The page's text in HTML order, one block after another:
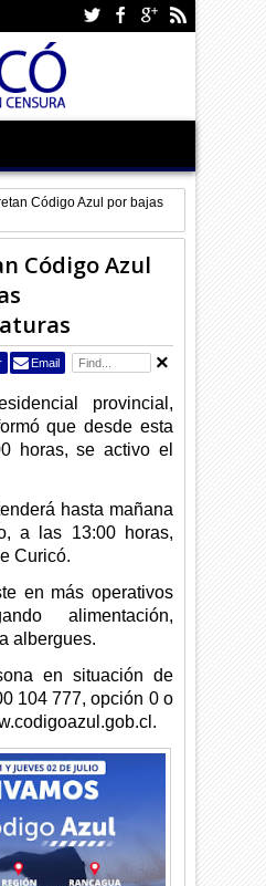
Código Azul por bajas
Código Azul
Email
provincial,
que desde esta
horas, se activo el
hasta mañana
a las 13:00 horas,
Curicó.
en más operativos
alimentación,
albergues.
en situación de
104 777, opción 0 o